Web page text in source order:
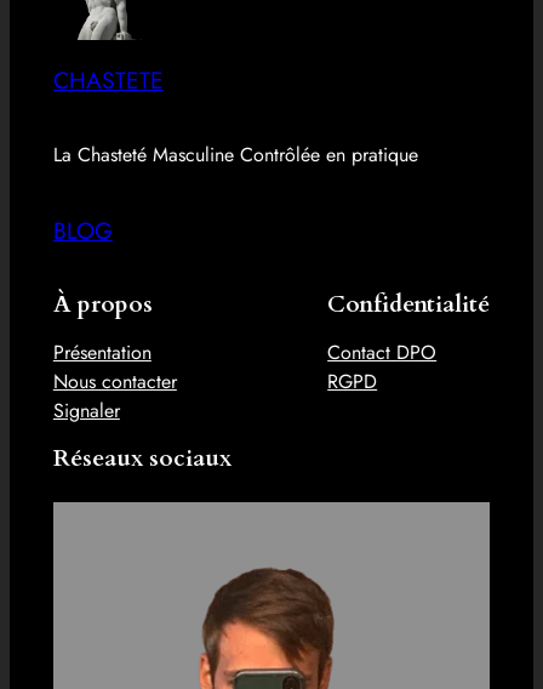
CHASTETE
La Chasteté Masculine Contrôlée en pratique
BLOG
À propos
Présentation
Nous contacter
Signaler
Confidentialité
Contact DPO
RGPD
Réseaux sociaux